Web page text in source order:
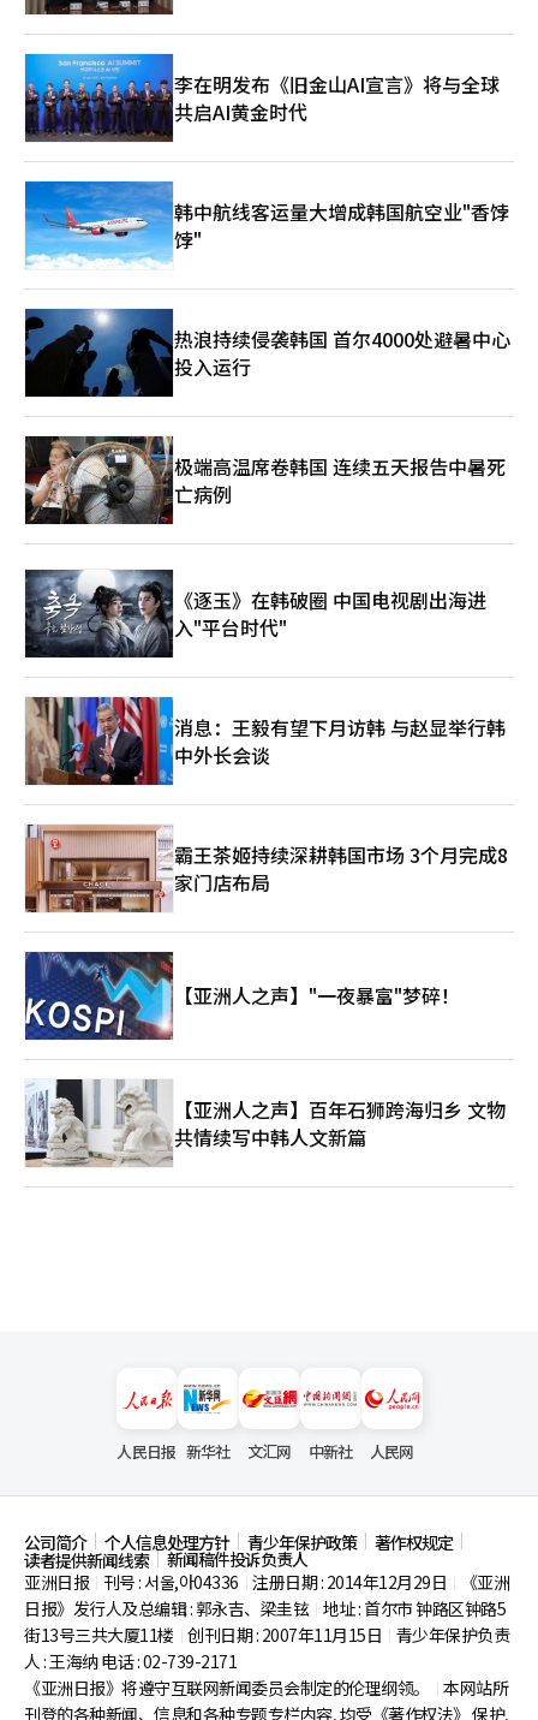
李在明发布《旧金山AI宣言》将与全球
共启AI黄金时代
韩中航线客运量大增成韩国航空业"香饽
饽"
热浪持续侵袭韩国 首尔4000处避暑中心
投入运行
极端高温席卷韩国 连续五天报告中暑死
亡病例
《逐玉》在韩破圈 中国电视剧出海进
入"平台时代"
消息：王毅有望下月访韩 与赵显举行韩
中外长会谈
霸王茶姬持续深耕韩国市场 3个月完成8
家门店布局
【亚洲人之声】"一夜暴富"梦碎！
【亚洲人之声】百年石狮跨海归乡 文物
共情续写中韩人文新篇
人民日报 新华社 文汇网 中新社 人民网
公司简介 个人信息处理方针 青少年保护政策 著作权规定
读者提供新闻线索
新闻稿件投诉负责人
亚洲日报
刊号 : 서울,아04336 注册日期 : 2014年12月29日
《亚洲
日报》发行人及总编辑 : 郭永吉、梁圭铉 地址 : 首尔市钟路区钟路5
街13号三共大厦11楼 创刊日期 : 2007年11月15日
青少年保护负责
人 : 王海纳 电话 : 02-739-2171
《亚洲日报》将遵守互联网新闻委员会制定的伦理纲领。
本网站所
刊登的各种新闻、信息和各种专题专栏内容, 均受《著作权法》 保护,